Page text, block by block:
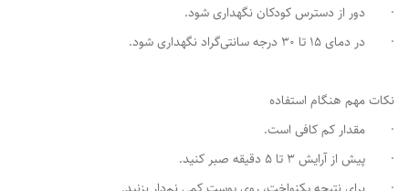
· دور از دسترس کودکان نگهداری شود.
· در دمای 15 تا 30 درجه سانتی‌گراد نگهداری شود.
نکات مهم هنگام استفاده
· مقدار کم کافی است.
· پیش از آرایش 3 تا 5 دقیقه صبر کنید.